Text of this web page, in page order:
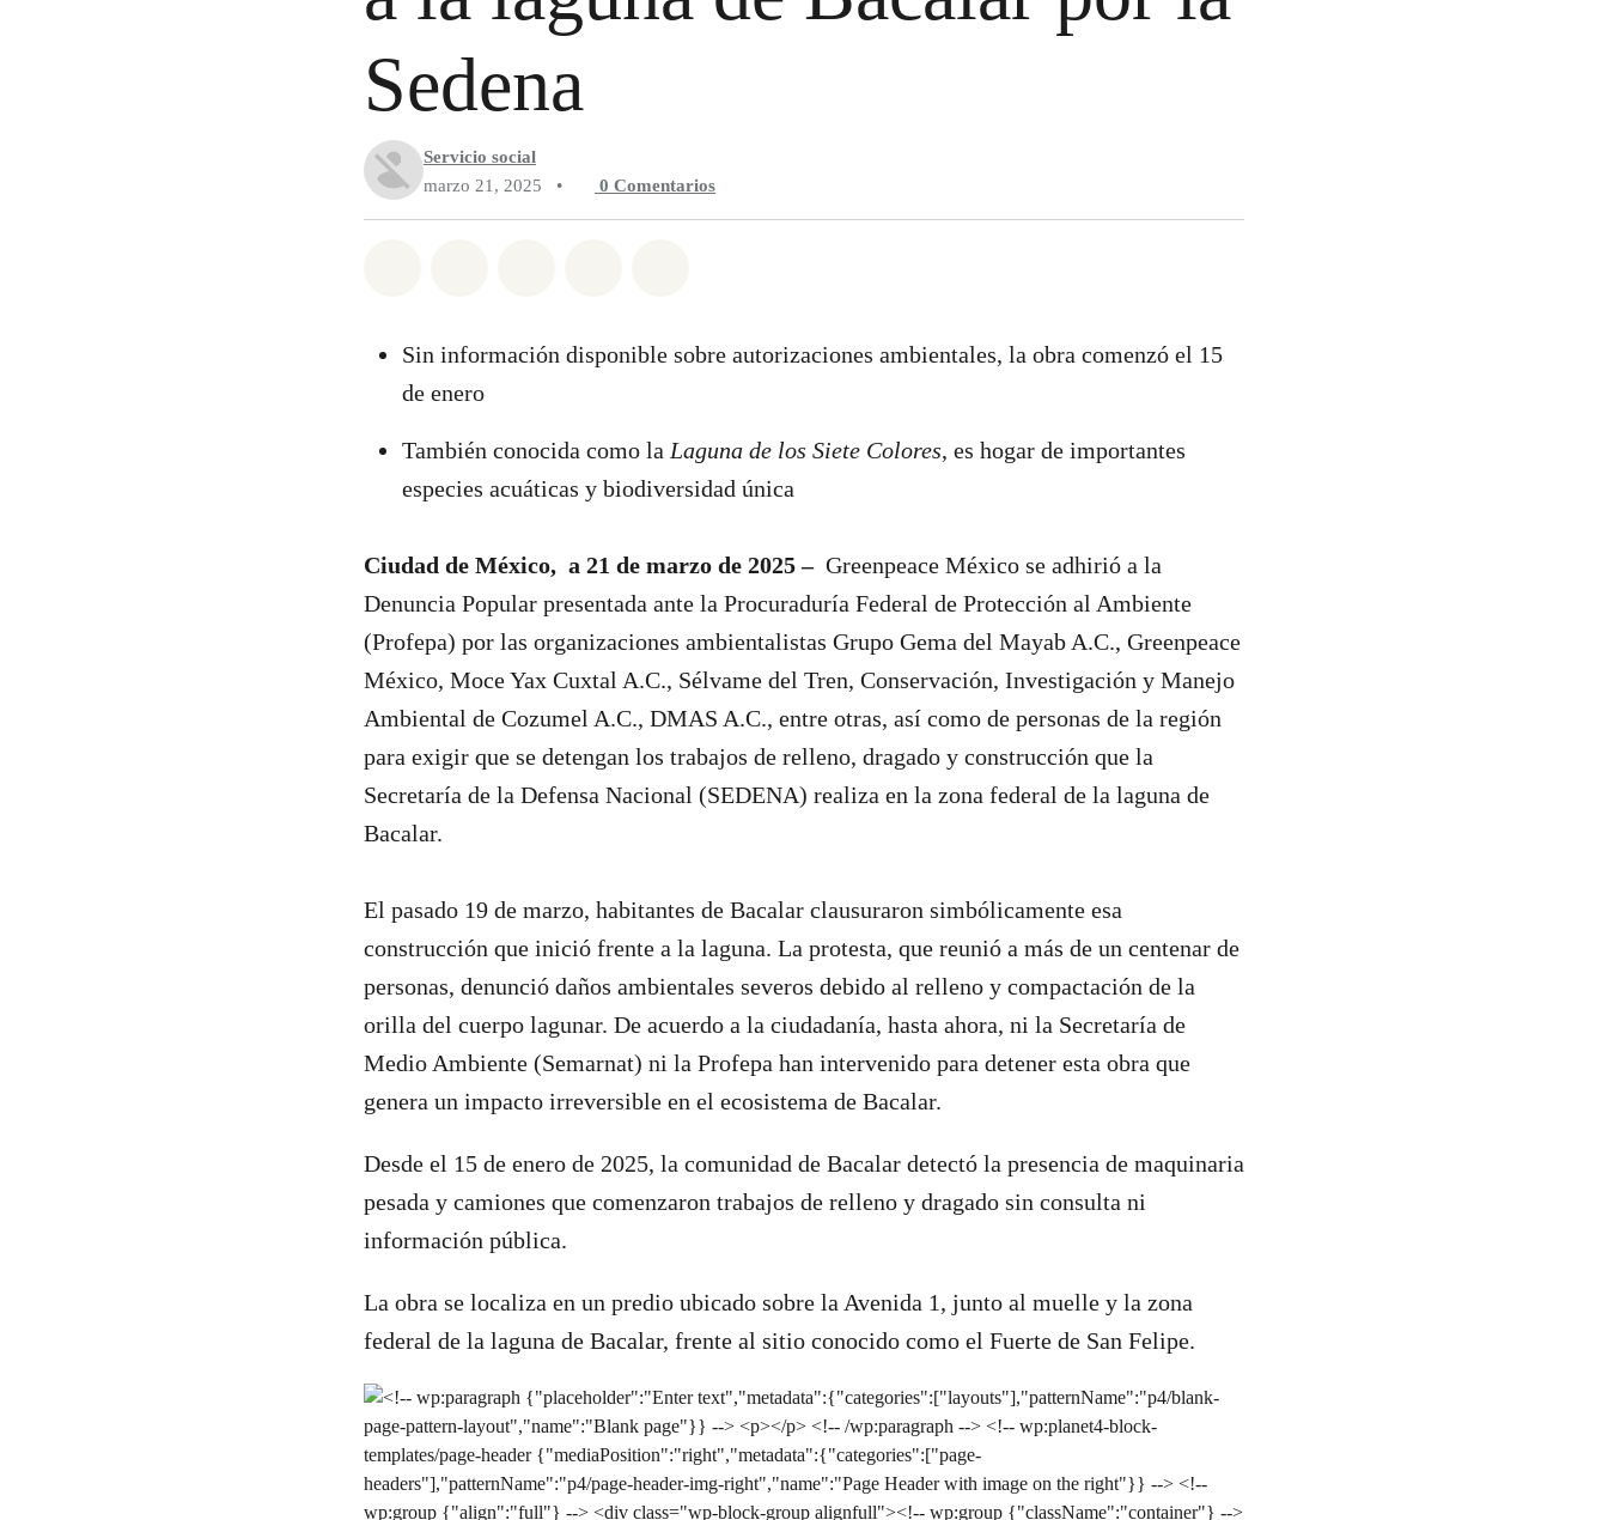
Sedena
Servicio social
marzo 21, 2025
• 0 Comentarios
Sin información disponible sobre autorizaciones ambientales, la obra comenzó el 15
de enero
También conocida como la Laguna de los Siete Colores, es hogar de importantes
especies acuáticas y biodiversidad única
Ciudad de México, a 21 de marzo de 2025 – Greenpeace México se adhirió a la
Denuncia Popular presentada ante la Procuraduría Federal de Protección al Ambiente
(Profepa) por las organizaciones ambientalistas Grupo Gema del Mayab A.C., Greenpeace
México, Moce Yax Cuxtal A.C., Sélvame del Tren, Conservación, Investigación y Manejo
Ambiental de Cozumel A.C., DMAS A.C., entre otras, así como de personas de la región
para exigir que se detengan los trabajos de relleno, dragado y construcción que la
Secretaría de la Defensa Nacional (SEDENA) realiza en la zona federal de la laguna de
Bacalar.
El pasado 19 de marzo, habitantes de Bacalar clausuraron simbólicamente esa
construcción que inició frente a la laguna. La protesta, que reunió a más de un centenar de
personas, denunció daños ambientales severos debido al relleno y compactación de la
orilla del cuerpo lagunar. De acuerdo a la ciudadanía, hasta ahora, ni la Secretaría de
Medio Ambiente (Semarnat) ni la Profepa han intervenido para detener esta obra que
genera un impacto irreversible en el ecosistema de Bacalar.
Desde el 15 de enero de 2025, la comunidad de Bacalar detectó la presencia de maquinaria
pesada y camiones que comenzaron trabajos de relleno y dragado sin consulta ni
información pública.
La obra se localiza en un predio ubicado sobre la Avenida 1, junto al muelle y la zona
federal de la laguna de Bacalar, frente al sitio conocido como el Fuerte de San Felipe.